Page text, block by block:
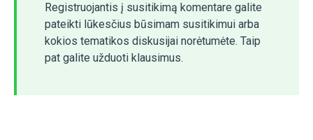
Registruojantis į susitikimą komentare galite
pateikti lūkesčius būsimam susitikimui arba
kokios tematikos diskusijai norėtumėte. Taip
pat galite užduoti klausimus.